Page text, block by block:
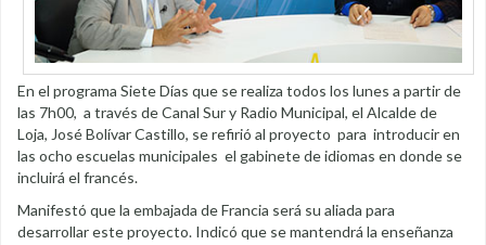
En el programa Siete Días que se realiza todos los lunes a partir de
las 7h00, a través de Canal Sur y Radio Municipal, el Alcalde de
Loja, José Bolívar Castillo, se refirió al proyecto para introducir en
las ocho escuelas municipales el gabinete de idiomas en donde se
incluirá el francés.
Manifestó que la embajada de Francia será su aliada para
desarrollar este proyecto. Indicó que se mantendrá la enseñanza